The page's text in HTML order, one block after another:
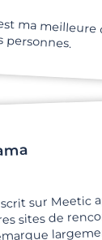
ma
sur Meetic
sites de